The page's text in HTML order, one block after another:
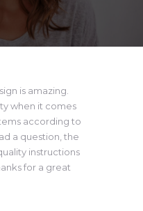
is amazing.
when it comes
according to
a question, the
instructions
for a great